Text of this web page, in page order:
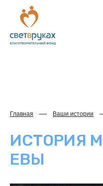
Главная Ваши истории
ИСТОРИЯ
ЕВЫ